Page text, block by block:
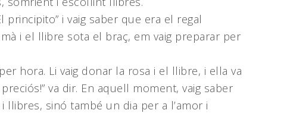
principito” i vaig saber que era el regal
i el llibre sota el braç, em vaig preparar per
hora. Li vaig donar la rosa i el llibre, i ella va
va dir. En aquell moment, vaig saber
sinó també un dia per a l’amor i